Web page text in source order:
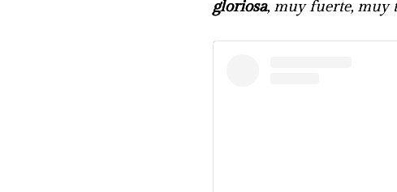
gloriosa, muy fuerte, muy